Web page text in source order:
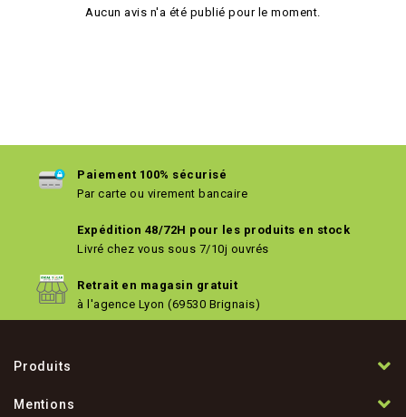
Aucun avis n'a été publié pour le moment.
Paiement 100% sécurisé
Par carte ou virement bancaire
Expédition 48/72H pour les produits en stock
Livré chez vous sous 7/10j ouvrés
Retrait en magasin gratuit
à l'agence Lyon (69530 Brignais)
Produits
Mentions